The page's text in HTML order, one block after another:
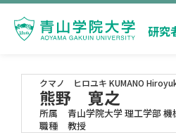
研究
クマノ ヒロユキ KUMANO
熊野 寛之
所属
青山学院大学 理工学部
職種
教授